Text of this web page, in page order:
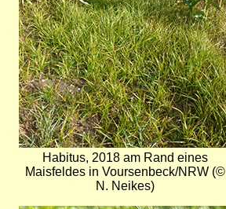
Habitus, 2018 am Rand eines
Maisfeldes in Voursenbeck/NRW (©
N. Neikes)